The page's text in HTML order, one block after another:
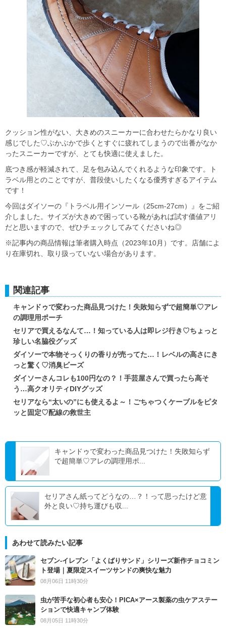
クッション性がない、大きめのスニーカーに合わせたらかなり良い
感じでした♡ぶかぶかで歩くとすぐに疲れてしまうので出番がなか
ったスニーカーですが、とても快適に使えました。
底つき感が軽減されて、足を包み込んでくれるような印象です。ト
ラベル用とのことですが、普段使いしたくなる優秀すぎるアイテム
です！
今回はダイソーの『トラベル用インソール（25cm-27cm）』をご紹
介しました。サイズが大きめで困っている靴があれば試す価値アリ
だと思いますので、ぜひチェックしてみてくださいね◎
※記事内の商品情報は筆者購入時点（2023年10月）です。店舗によ
り在庫切れ、取り扱っていない場合があります。
関連記事
キャンドゥで変わった商品見つけた！失敗知らずで超簡単♡アレ
の調理用ポーチ
セリアで買えるなんて…！知っている人は即レジ行き♡ちょっと
珍しい名脇役グッズ
ダイソーで本物そっくりの香りが売ってた…！レベルの高さにき
っと驚く♡消臭ビーズ
ダイソーさんコレも100円なの？！手芸屋さんで買ったら高そ
う…高クオリティDIYグッズ
セリアなら“太いの”にも使えるよ～！ごちゃつくケーブルをピタ
ッと固定♡配線の救世主
キャンドゥで変わった商品見つけた！失敗知らず
で超簡単♡アレの調理用ポ...
セリアさん紙ってどうなの…？！って思ったけど意
外と良い♡持ち運びも収...
あわせて読みたい記事
セブン‐イレブン「よくばりサンド」シリーズ新作チョコミン
ト登場｜夏限定スイーツサンドの爽快な魅力
08月06日 11時30分
虫が苦手な初心者も安心！PICA×アース製薬の虫ケアステー
ションで快適キャンプ体験
08月05日 11時30分